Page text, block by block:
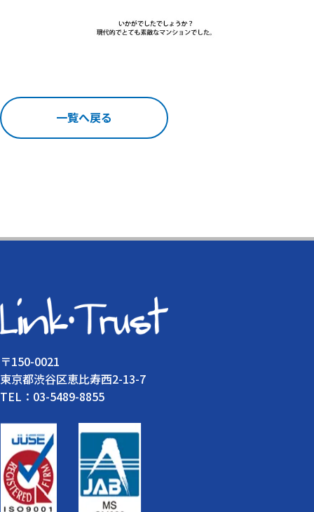
一覧へ戻る
〒150-0021
東京都渋谷区恵比寿西2-13-7
TEL：03-5489-8855